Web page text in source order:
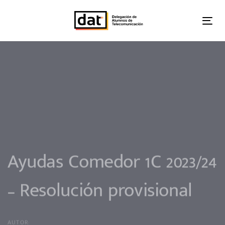
Ayudas Comedor 1C 2023/24
– Resolución provisional
AUTOR: